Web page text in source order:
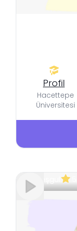
Profil
Hacettepe
Üniversitesi